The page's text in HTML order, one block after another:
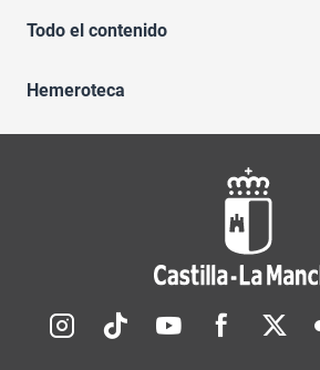
Todo el contenido
Hemeroteca
Redes sociales JCCM